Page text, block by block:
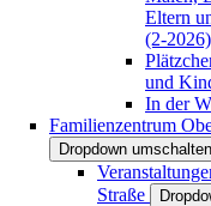
Eltern
(2-2026)
und
In der
Familienzentrum
Dropdown umschalten
Straße